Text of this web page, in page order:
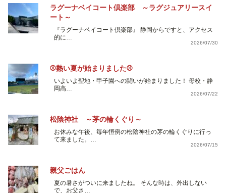
ラグーナベイコート倶楽部 ～ラグジュアリースイ
ート～
『ラグーナベイコート倶楽部』 静岡からですと、アクセス
的に…
2026/07/30
⚾熱い夏が始まりました⚾
いよいよ聖地・甲子園への闘いが始まりました！ 母校・静
岡高…
2026/07/22
松陰神社 ～茅の輪くぐり～
お休みな午後、毎年恒例の松陰神社の茅の輪くぐりに行っ
て来ました。…
2026/07/15
親父ごはん
夏の暑さがついに来ましたね。 そんな時は、外出しない
で、お父さ…